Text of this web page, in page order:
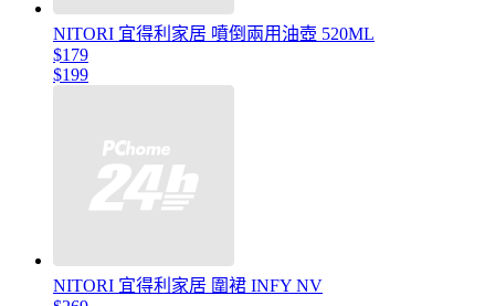
NITORI 宜得利家居 噴倒兩用油壺 520ML
$179
$199
NITORI 宜得利家居 圍裙 INFY NV